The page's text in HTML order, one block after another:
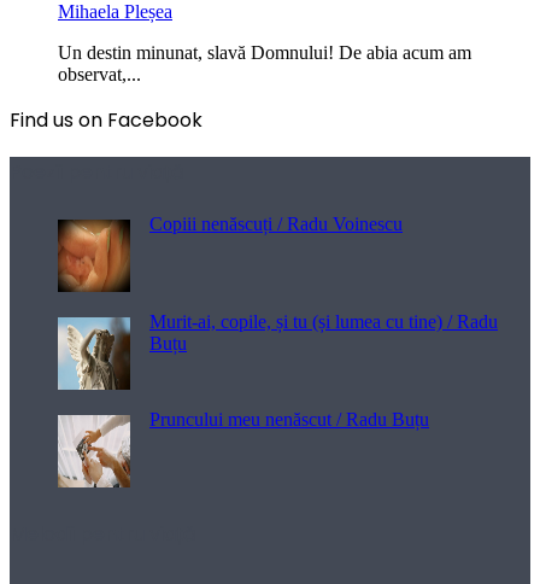
Mihaela Pleșea
Un destin minunat, slavă Domnului! De abia acum am
observat,...
Find us on Facebook
Copiii nenăscuți / Radu Voinescu
Murit-ai, copile, și tu (și lumea cu tine) / Radu
Buțu
Pruncului meu nenăscut / Radu Buțu